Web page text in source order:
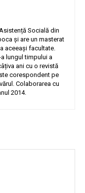
Socială din
și are un masterat
aceeași facultate.
lungul timpului a
ani cu o revistă
corespondent pe
Colaborarea cu
2014.